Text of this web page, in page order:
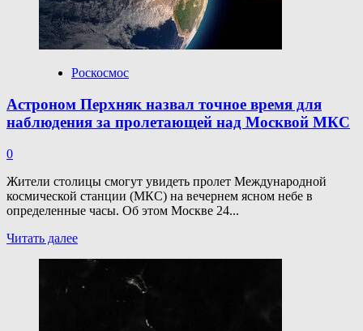
Роскосмос
Астроном Перхняк назвал точное время для
наблюдения за пролетающей над Москвой МКС
0
Жители столицы смогут увидеть пролет Международной
космической станции (МКС) на вечернем ясном небе в
определенные часы. Об этом Москве 24...
Читать далееПрочитать
Астроном